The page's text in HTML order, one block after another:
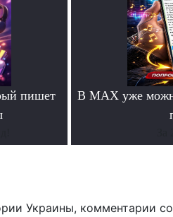
пишет
В MAX уже
Украины, комментарии